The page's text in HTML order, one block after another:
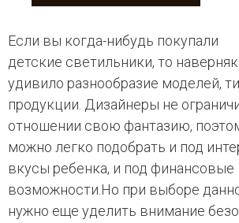
Если вы когда-нибудь покупали
детские светильники, то
удивило разнообразие моделей,
продукции. Дизайнеры не
отношении свою фантазию,
можно легко подобрать и под
вкусы ребенка, и под финансовые
возможности.Но при выборе
нужно еще уделить внимание